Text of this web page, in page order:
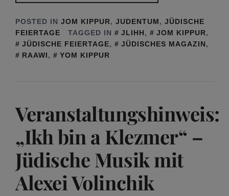
POSTED IN JOM KIPPUR, JUDENTUM, JÜDISCHE
FEIERTAGE
TAGGED IN JLIHH, JOM KIPPUR,
JÜDISCHE FEIERTAGE, JÜDISCHES MAGAZIN,
RAAWI, YOM KIPPUR
Veranstaltungshinweis:
„Ikh bin a Klezmer“ –
Jüdische Musik mit
Alexei Volinchik